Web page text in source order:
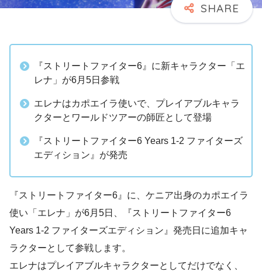
『ストリートファイター6』に新キャラクター「エ
レナ」が6月5日参戦
エレナはカポエイラ使いで、プレイアブルキャラ
クターとワールドツアーの師匠として登場
『ストリートファイター6 Years 1-2 ファイターズ
エディション』が発売
『ストリートファイター6』に、ケニア出身のカポエイラ
使い「エレナ」が6月5日、『ストリートファイター6
Years 1-2 ファイターズエディション』発売日に追加キャ
ラクターとして参戦します。
エレナはプレイアブルキャラクターとしてだけでなく、